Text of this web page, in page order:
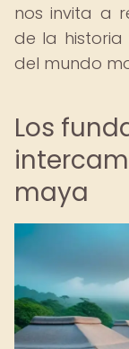
nos invita a
de la historia
del mundo
Los
maya